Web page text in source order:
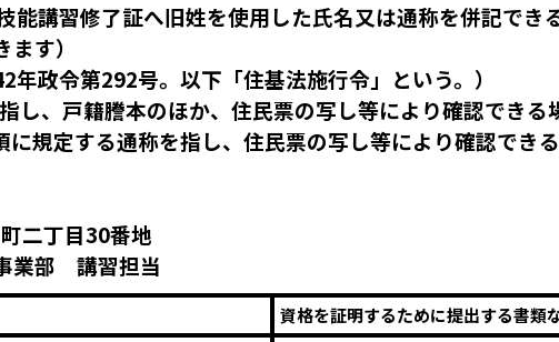
講習修了証へ旧姓を使用した氏名又は通称を併記でき
す）
政令第292号。以下「住基法施行令」という。）
籍謄本のほか、住民票の写し等により確認できる場
規定する通称を指し、住民票の写し等により確認できる
二丁目30番地
業部 講習担当
資格を証明するために提出する書類